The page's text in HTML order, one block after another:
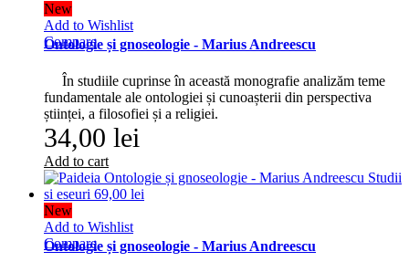
New
Add to Wishlist
Compare
Ontologie și gnoseologie - Marius Andreescu
În studiile cuprinse în această monografie analizăm teme
fundamentale ale ontologiei și cunoașterii din perspectiva
științei, a filosofiei și a religiei.
34,00 lei
Add to cart
New
Add to Wishlist
Compare
Ontologie și gnoseologie - Marius Andreescu